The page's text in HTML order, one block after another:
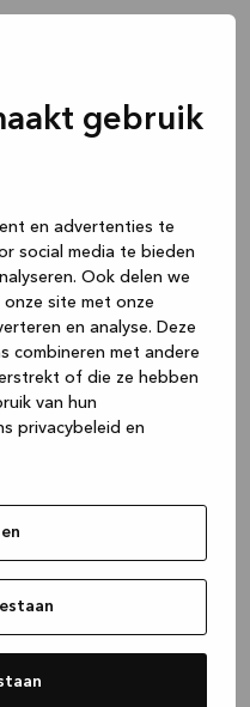
gebruik
en advertenties te
social media te bieden
Ook delen we
site met onze
en analyse. Deze
combineren met andere
of die ze hebben
van hun
privacybeleid en
console for more
.